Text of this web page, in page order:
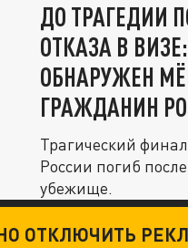
ДО ТРАГЕДИИ
ОТКАЗА В
ОБНАРУЖЕН
ГРАЖДАНИН
Трагический
России погиб
убежище.
ОТКЛЮЧИТЬ